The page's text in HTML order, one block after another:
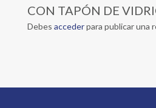
CON TAPÓN DE
Debes accederpara publicar una